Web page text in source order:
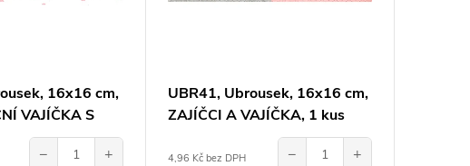
16x16 cm,
VAJÍČKA S
− +
UBR41, Ubrousek, 16x16 cm,
ZAJÍČCI A VAJÍČKA, 1 kus
4,96 Kč bez DPH − +